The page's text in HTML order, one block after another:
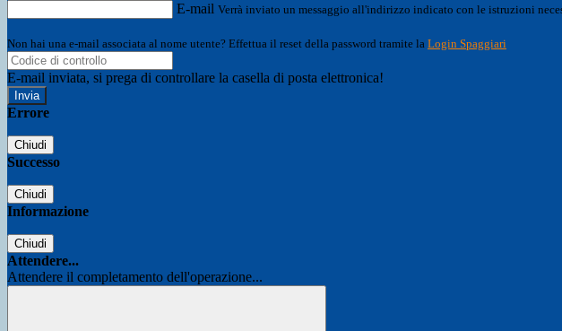
E-mail Verrà inviato un messaggio all'indirizzo indicato con le istruzioni
Non hai una e-mail associata al nome utente? Effettua il reset della password tramite la Login Spaggiari
E-mail inviata, si prega di controllare la casella di posta elettronica!
Errore
Chiudi
Successo
Chiudi
Informazione
Chiudi
Attendere...
Attendere il completamento dell'operazione...